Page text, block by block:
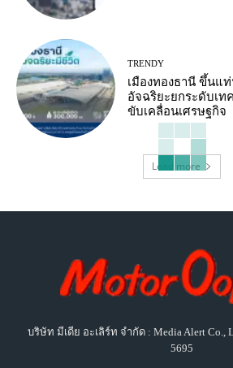
TRENDY
เมืองทองธานี ขึ้นแท่
อัจฉริยะยกระดับเท
ขับเคลื่อนเศรษฐกิจ
Load more
บริษัท มีเดีย อะเลิร์ท จำกัด : Media Alert Co.,
5695